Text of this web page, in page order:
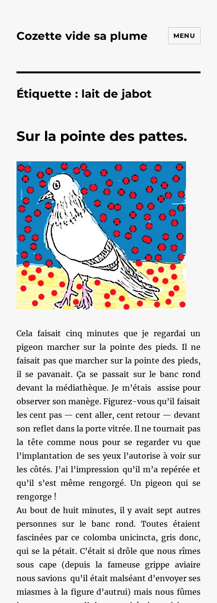
Cozette vide sa plume MENU
Étiquette : lait de jabot
Sur la pointe des pattes.
Cela faisait cinq minutes que je regardai un
pigeon marcher sur la pointe des pieds. Il ne
faisait pas que marcher sur la pointe des pieds,
il se pavanait. Ça se passait sur le banc rond
devant la médiathèque. Je m’étais assise pour
observer son manège. Figurez-vous qu’il faisait
les cent pas — cent aller, cent retour — devant
son reflet dans la porte vitrée. Il ne tournait pas
la tête comme nous pour se regarder vu que
l’implantation de ses yeux l’autorise à voir sur
les côtés. J’ai l’impression qu’il m’a repérée et
qu’il s’est même rengorgé. Un pigeon qui se
rengorge !
Au bout de huit minutes, il y avait sept autres
personnes sur le banc rond. Toutes étaient
fascinées par ce colomba unicincta, gris donc,
qui se la pétait. C’était si drôle que nous rîmes
sous cape (depuis la fameuse grippe aviaire
nous savions qu’il était malséant d’envoyer ses
miasmes à la figure d’autrui) mais nous fûmes